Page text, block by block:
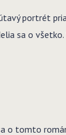
portrét
sa o všetko.
o tomto